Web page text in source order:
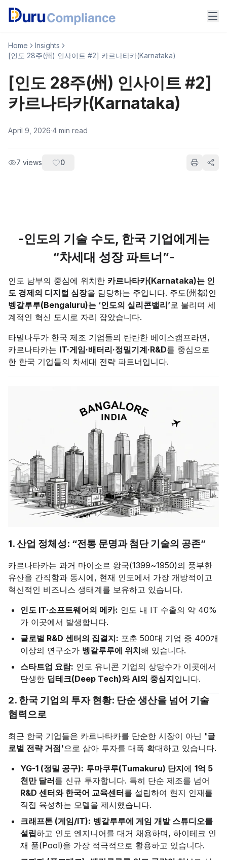
Home
Insights
[인도 28주(州) 인사이트 #2] 카르나타카(Karnataka)
[인도 28주(州) 인사이트 #2]
카르나타카(Karnataka)
April 9, 2026·4 min read
7 views 0
-인도의 기술 수도, 한국 기업에게는
“차세대 성장 파트너”-
인도 남부의 중심에 위치한 카르나타카(Karnataka)는 인
도 경제의 디지털 심장을 담당하는 주입니다. 주도(州都)인
벵갈루루(Bengaluru)는 ‘인도의 실리콘밸리’로 불리며 세
계적인 혁신 도시로 자리 잡았습니다.
타밀나두가 한국 제조 기업들의 탄탄한 베이스캠프라면,
카르나타카는 IT·게임·배터리·정밀기계·R&D를 중심으로
한 한국 기업들의 차세대 전략 파트너입니다.
1. 산업 정체성: “전통 문명과 첨단 기술의 공존”
카르나타카는 과거 마이소르 왕국(1399~1950)의 풍부한
유산을 간직함과 동시에, 현재 인도에서 가장 개방적이고
혁신적인 비즈니스 생태계를 보유하고 있습니다.
인도 IT·소프트웨어의 메카: 인도 내 IT 수출의 약 40%
가 이곳에서 발생합니다.
글로벌 R&D 센터의 집결지: 포춘 500대 기업 중 400개
이상의 연구소가 벵갈루루에 위치해 있습니다.
스타트업 요람: 인도 유니콘 기업의 상당수가 이곳에서
탄생한 딥테크(Deep Tech)와 AI의 중심지입니다.
2. 한국 기업의 투자 현황: 단순 생산을 넘어 기술
협력으로
최근 한국 기업들은 카르나타카를 단순한 시장이 아닌 '글
로벌 전략 거점'으로 삼아 투자를 대폭 확대하고 있습니다.
YG-1 (정밀 공구): 투마쿠루(Tumakuru) 단지에 1억 5
천만 달러를 신규 투자합니다. 특히 단순 제조를 넘어
R&D 센터와 한국어 교육센터를 설립하여 현지 인재를
직접 육성하는 모델을 제시했습니다.
크래프톤 (게임/IT): 벵갈루루에 게임 개발 스튜디오를
설립하고 인도 엔지니어를 대거 채용하며, 하이테크 인
재 풀(Pool)을 가장 적극적으로 활용하고 있습니다.